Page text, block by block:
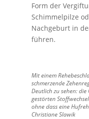
Form der
Schimmelpilze
Nachgeburt in
führen.
Mit einem
schmerzende
Deutlich zu sehen:
gestörten
ohne dass eine
Christiane Slawik